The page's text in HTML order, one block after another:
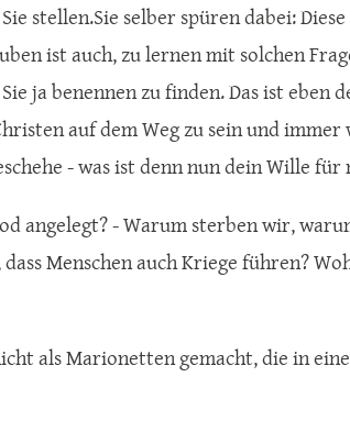
stellen.Sie selber spüren dabei:
ist auch, zu lernen mit solchen
ja benennen zu finden. Das ist eben
auf dem Weg zu sein und
- was ist denn nun dein Wille
angelegt? - Warum sterben wir,
Menschen auch Kriege führen?
als Marionetten gemacht, die in